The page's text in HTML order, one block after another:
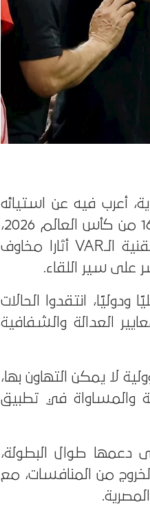
أعرب فيه عن استيائه
من الأداء التحكيمي خلال مباراة مصر والأرجنتين في دور الـ16 من كأس العالم 2026،
مؤكدًا أن القرارات التحكيمية وعدم الاستخدام الأمثل لتقنية الـVAR أثارا مخاوف
على سير اللقاء.
انتقدوا الحالات
العدالة والشفافية
لا يمكن التهاون بها،
والمساواة في تطبيق
دعمها طوال البطولة،
من المنافسات، مع